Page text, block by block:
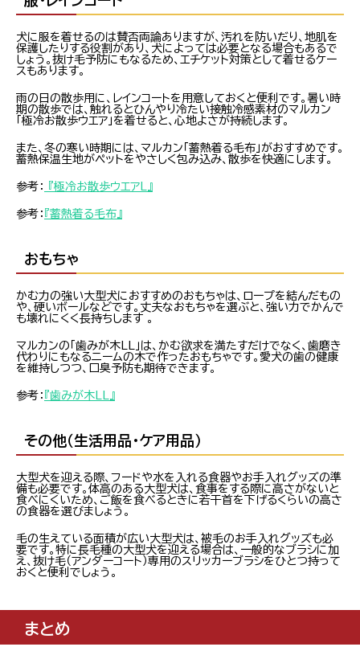
犬に服を着せるのは賛否両論ありますが、汚れを防いだり、地肌を
保護したりする役割があり、犬によっては必要となる場合もあるで
しょう。抜け毛予防にもなるため、エチケット対策として着せるケー
スもあります。
雨の日の散歩用に、レインコートを用意しておくと便利です。暑い時
期の散歩では、触れるとひんやり冷たい接触冷感素材のマルカン
「極冷お散歩ウエア」を着せると、心地よさが持続します。
また、冬の寒い時期には、マルカン「蓄熱着る毛布」がおすすめです。
蓄熱保温生地がペットをやさしく包み込み、散歩を快適にします。
参考： 『極冷お散歩ウエアL』
参考： 『蓄熱着る毛布』
おもちゃ
かむ力の強い大型犬におすすめのおもちゃは、ロープを結んだもの
や、硬いボールなどです。丈夫なおもちゃを選ぶと、強い力でかんで
も壊れにくく長持ちします 。
マルカンの「歯みが木LL」は、かむ欲求を満たすだけでなく、歯磨き
代わりにもなるニームの木で作ったおもちゃです。愛犬の歯の健康
を維持しつつ、口臭予防も期待できます。
参考： 『歯みが木LL』
その他（生活用品・ケア用品）
大型犬を迎える際、フードや水を入れる食器やお手入れグッズの準
備も必要です。体高のある大型犬は、食事をする際に高さがないと
食べにくいため、ご飯を食べるときに若干首を下げるくらいの高さ
の食器を選びましょう。
毛の生えている面積が広い大型犬は、被毛のお手入れグッズも必
要です。特に長毛種の大型犬を迎える場合は、一般的なブラシに加
え、抜け毛（アンダーコート）専用のスリッカーブラシをひとつ持って
おくと便利でしょう。
まとめ